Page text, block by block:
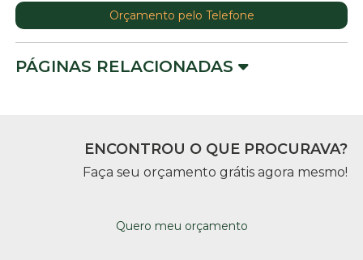
Orçamento pelo Telefone
PÁGINAS RELACIONADAS
ENCONTROU O QUE PROCURAVA?
Faça seu orçamento grátis agora mesmo!
Quero meu orçamento